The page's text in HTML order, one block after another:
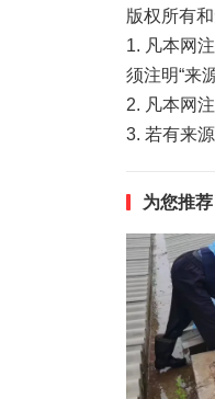
版权所有
1. 凡本网
须注明“来
2. 凡本网
3. 若有来
为您推荐